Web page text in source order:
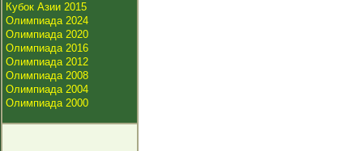
Кубок Азии 2015
Олимпиада 2024
Олимпиада 2020
Олимпиада 2016
Олимпиада 2012
Олимпиада 2008
Олимпиада 2004
Олимпиада 2000